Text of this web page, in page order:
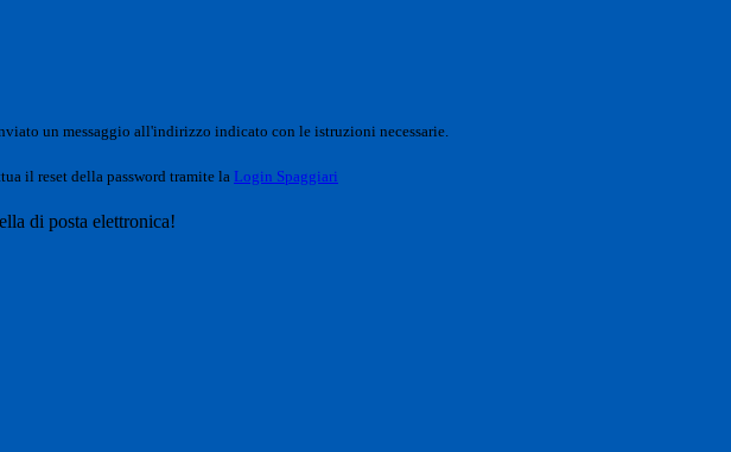
un messaggio all'indirizzo indicato con le istruzioni necessarie.
il reset della password tramite la Login Spaggiari
di posta elettronica!